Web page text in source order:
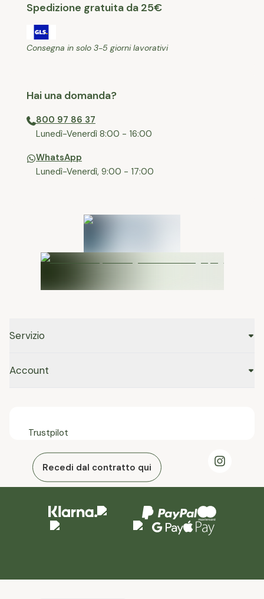
Spedizione gratuita da 25€
Consegna in solo 3-5 giorni lavorativi
Hai una domanda?
800 97 86 37
⁠Lunedì-Venerdì 8:00 - 16:00
WhatsApp
Lunedì-Venerdì, 9:00 - 17:00
Servizio
Account
Trustpilot
Recedi dal contratto qui